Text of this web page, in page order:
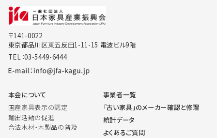
〒141-0022
東京都品川区東五反田1-11-15 電波ビル9階
TEL：03-5449-6444
本会について
国産家具表示の認定
輸出活動の促進
合法木材・木製品の普及
事業者一覧
「古い家具」のメーカー確認と修理
統計データ
よくあるご質問